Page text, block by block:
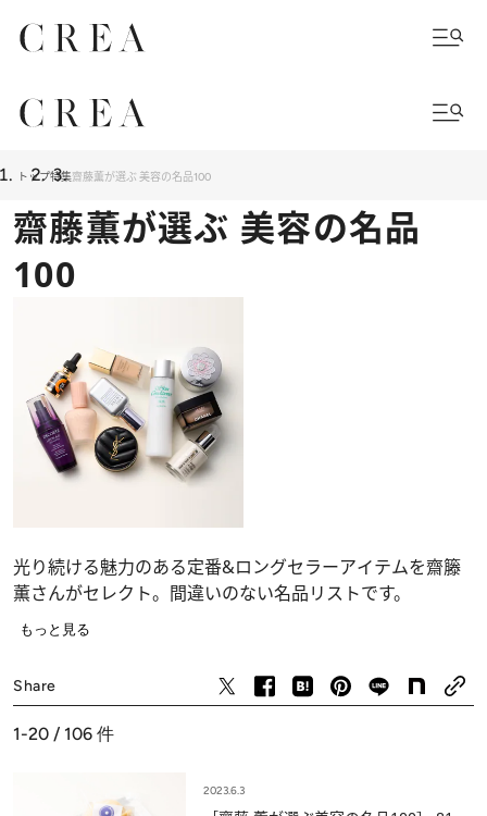
トップ特集齋藤薫が選ぶ 美容の名品100
齋藤薫が選ぶ 美容の名品
100
光り続ける魅力のある定番&ロングセラーアイテムを齋籐
薫さんがセレクト。間違いのない名品リストです。
もっと見る
Share
1-20 / 106 件
2023.6.3